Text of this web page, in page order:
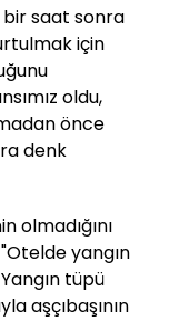
bir saat sonra
için
oldu,
önce
denk
olmadığını
yangın
tüpü
aşçıbaşının